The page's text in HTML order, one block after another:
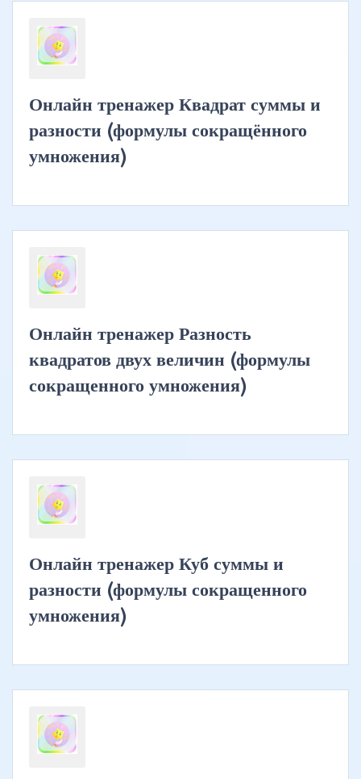
Онлайн тренажер Квадрат суммы и
разности (формулы сокращённого
умножения)
Онлайн тренажер Разность
квадратов двух величин (формулы
сокращенного умножения)
Онлайн тренажер Куб суммы и
разности (формулы сокращенного
умножения)